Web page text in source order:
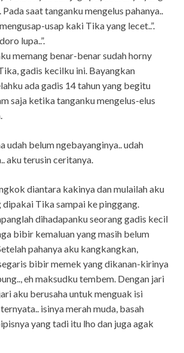
saat tanganku mengelus pahanya..
usap kaki Tika yang lecet..”.
lupa..”.
memang benar-benar sudah horny
gadis kecilku ini. Bayangkan
ada gadis 14 tahun yang begitu
saja ketika tanganku mengelus-elus
udah belum ngebayanginya.. udah
aku terusin ceritanya.
diantara kakinya dan mulailah aku
Tika sampai ke pinggang.
dihadapanku seorang gadis kecil
bibir kemaluan yang masih belum
pahanya aku kangkangkan,
bibir memek yang dikanan-kirinya
eh maksudku tembem. Dengan jari
aku berusaha untuk menguak isi
isinya merah muda, basah
yang tadi itu lho dan juga agak